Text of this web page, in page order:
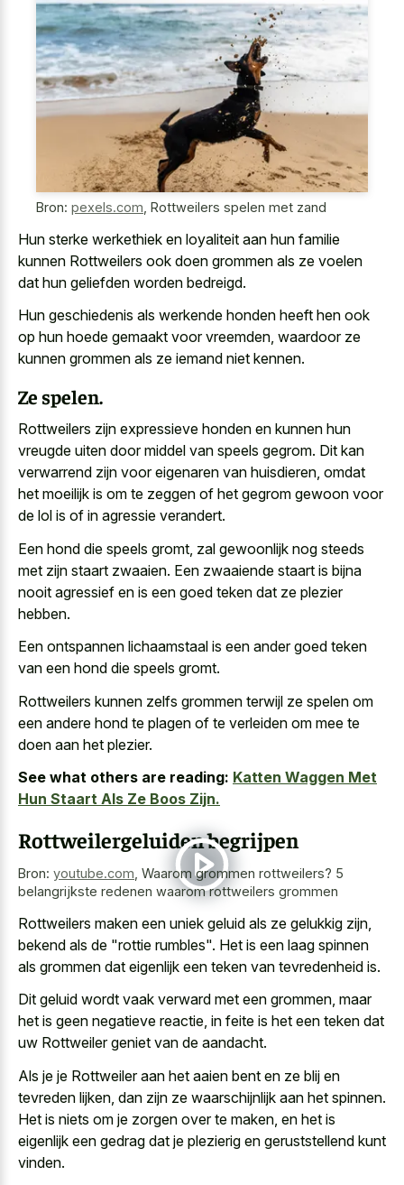
Bron: pexels.com Rottweilers spelen met zand
Hun sterke werkethiek en loyaliteit aan hun familie
kunnen Rottweilers ook doen grommen als ze voelen
dat hun geliefden worden bedreigd.
Hun geschiedenis als werkende honden heeft hen ook
op hun hoede gemaakt voor vreemden, waardoor ze
kunnen grommen als ze iemand niet kennen.
Ze spelen.
Rottweilers zijn expressieve honden en kunnen hun
vreugde uiten door middel van speels gegrom. Dit kan
verwarrend zijn voor eigenaren van huisdieren, omdat
het moeilijk is om te zeggen of het gegrom gewoon voor
de lol is of in agressie verandert.
Een hond die speels gromt, zal gewoonlijk nog steeds
met zijn staart zwaaien. Een zwaaiende staart is bijna
nooit agressief en is een goed teken dat ze plezier
hebben.
Een ontspannen lichaamstaal is een ander goed teken
van een hond die speels gromt.
Rottweilers kunnen zelfs grommen terwijl ze spelen om
een andere hond te plagen of te verleiden om mee te
doen aan het plezier.
See what others are reading: Katten Waggen Met
Hun Staart Als Ze Boos Zijn.
Rottweilergeluiden begrijpen
Bron: youtube.com Waarom grommen rottweilers? 5
belangrijkste redenen waarom rottweilers grommen
Rottweilers maken een uniek geluid als ze gelukkig zijn,
bekend als de "rottie rumbles". Het is een laag spinnen
als grommen dat eigenlijk een teken van tevredenheid is.
Dit geluid wordt vaak verward met een grommen, maar
het is geen negatieve reactie, in feite is het een teken dat
uw Rottweiler geniet van de aandacht.
Als je je Rottweiler aan het aaien bent en ze blij en
tevreden lijken, dan zijn ze waarschijnlijk aan het spinnen.
Het is niets om je zorgen over te maken, en het is
eigenlijk een gedrag dat je plezierig en geruststellend kunt
vinden.